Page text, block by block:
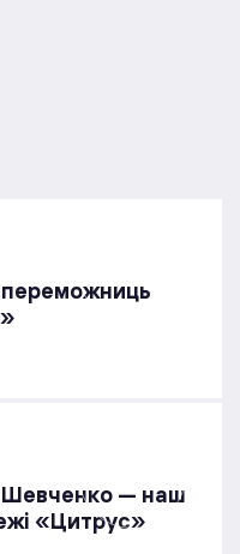
переможниць
Шевченко — наш
«Цитрус»